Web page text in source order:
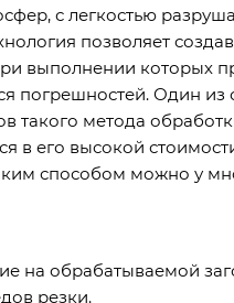
с легкостью
позволяет
выполнении которых
погрешностей. Один из
такого метода
в его высокой
способом можно у
на обрабатываемой
резки.